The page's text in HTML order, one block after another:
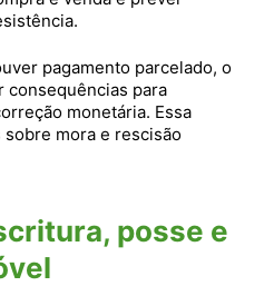
pagamento parcelado, o
consequências para
monetária. Essa
mora e rescisão
posse e